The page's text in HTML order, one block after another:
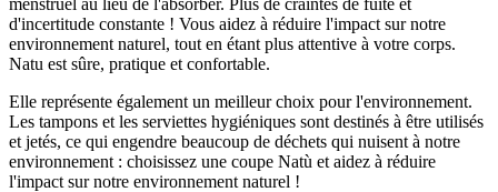
d'incertitude constante ! Vous aidez à réduire l'impact sur notre
environnement naturel, tout en étant plus attentive à votre corps.
Natu est sûre, pratique et confortable.
Elle représente également un meilleur choix pour l'environnement.
Les tampons et les serviettes hygiéniques sont destinés à être utilisés
et jetés, ce qui engendre beaucoup de déchets qui nuisent à notre
environnement : choisissez une coupe Natù et aidez à réduire
l'impact sur notre environnement naturel !